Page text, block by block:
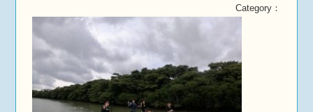
Category：